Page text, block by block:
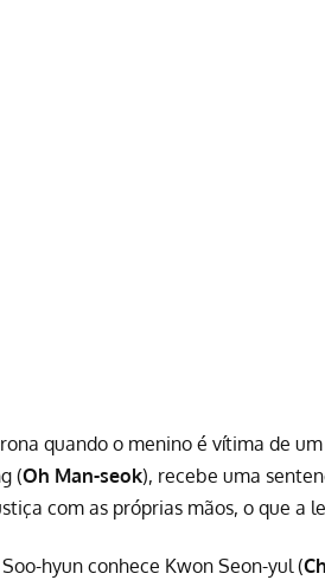
quando o menino é vítima de
(Oh Man-seok), recebe uma
com as próprias mãos, o que a
hyun conhece Kwon Seon-yul (